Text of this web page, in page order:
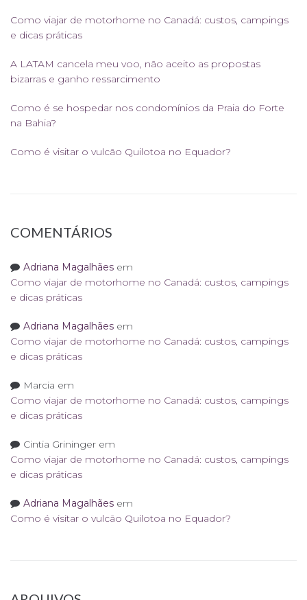
Como viajar de motorhome no Canadá: custos, campings
e dicas práticas
A LATAM cancela meu voo, não aceito as propostas
bizarras e ganho ressarcimento
Como é se hospedar nos condomínios da Praia do Forte
na Bahia?
Como é visitar o vulcão Quilotoa no Equador?
COMENTÁRIOS
Adriana Magalhães em
Como viajar de motorhome no Canadá: custos, campings
e dicas práticas
Adriana Magalhães em
Como viajar de motorhome no Canadá: custos, campings
e dicas práticas
Marcia em
Como viajar de motorhome no Canadá: custos, campings
e dicas práticas
Cintia Grininger em
Como viajar de motorhome no Canadá: custos, campings
e dicas práticas
Adriana Magalhães em
Como é visitar o vulcão Quilotoa no Equador?